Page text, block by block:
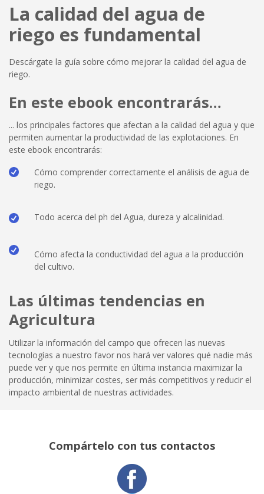
La calidad del agua de
riego es fundamental
Descárgate la guía sobre cómo mejorar la calidad del agua de
riego.
En este ebook encontrarás…
... los principales factores que afectan a la calidad del agua y que
permiten aumentar la productividad de las explotaciones. En
este ebook encontrarás:
Cómo comprender correctamente el análisis de agua de
riego.
Todo acerca del ph del Agua, dureza y alcalinidad.
Cómo afecta la conductividad del agua a la producción
del cultivo.
Las últimas tendencias en
Agricultura
Utilizar la información del campo que ofrecen las nuevas
tecnologías a nuestro favor nos hará ver valores qué nadie más
puede ver y que nos permite en última instancia maximizar la
producción, minimizar costes, ser más competitivos y reducir el
impacto ambiental de nuestras actividades.
Compártelo con tus contactos